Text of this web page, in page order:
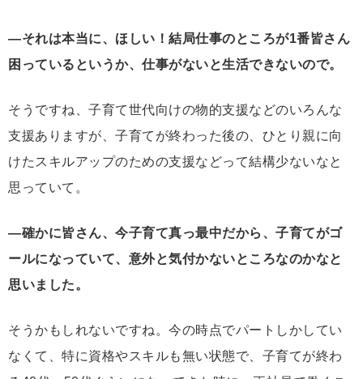
―それは本当に、ほしい！結局仕事のところが1番皆さん
困っているというか、仕事がないと生活できないので。
そうですね、子育て世代向けの物的支援などのいろんな
支援ありますが、子育てが終わった後の、ひとり親に向
けたスキルアップのための支援などって結構少ないなと
思っていて。
―確かに皆さん、今子育て真っ最中だから、子育てがゴ
ールになっていて、意外と気付かないところなのかなと
思いました。
そうかもしれないですね。今の時点でパートしかしてい
なくて、特に資格やスキルも無い状態で、子育てが終わ